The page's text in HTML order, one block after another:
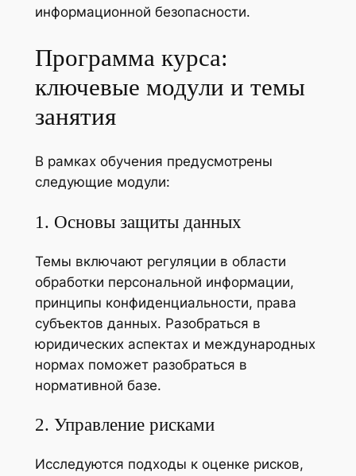
информационной безопасности.
Программа курса:
ключевые модули и темы
занятия
В рамках обучения предусмотрены
следующие модули:
1. Основы защиты данных
Темы включают регуляции в области
обработки персональной информации,
принципы конфиденциальности, права
субъектов данных. Разобраться в
юридических аспектах и международных
нормах поможет разобраться в
нормативной базе.
2. Управление рисками
Исследуются подходы к оценке рисков,